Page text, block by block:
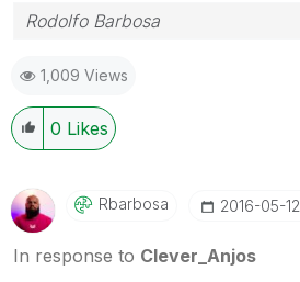
Rodolfo Barbosa
1,009 Views
0 Likes
Rbarbosa ‎2016-05-12
In response to Clever_Anjos